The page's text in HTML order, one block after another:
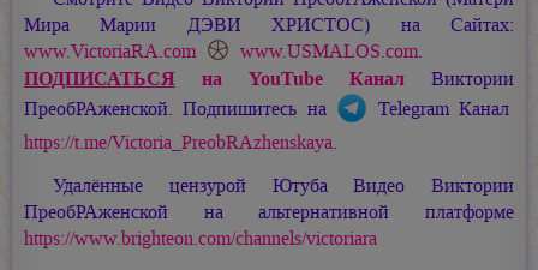
МираМарии ДЭВИ ХРИСТОС) на Сайтах:
www.VictoriaRA.com
www.USMALOS.com.
ПОДПИСАТЬСЯ на YouTube Канал Виктории
ПреобРАженской. Подпишитесь на
Telegram Канал
https://t.me/Victoria_PreobRAzhenskaya.
Удалённые цензурой Ютуба Видео Виктории
ПреобРАженской на альтернативной платформе
https://www.brighteon.com/channels/victoriara